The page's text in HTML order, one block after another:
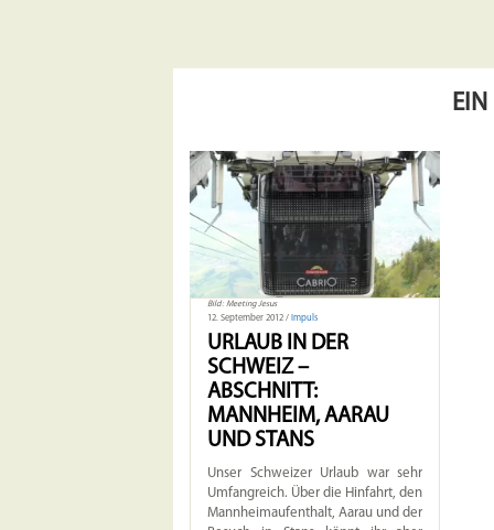
EIN
Bild: Meeting Jesus
12. September 2012 /
Impuls
URLAUB IN DER
SCHWEIZ –
ABSCHNITT:
MANNHEIM, AARAU
UND STANS
Unser Schweizer Urlaub war sehr
Umfangreich. Über die Hinfahrt, den
Mannheimaufenthalt, Aarau und der